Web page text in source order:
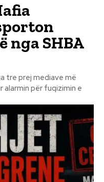
nga SHBA
tre prej mediave më
për fuqizimin e